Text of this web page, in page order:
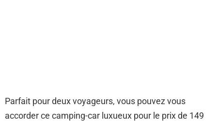
Parfait pour deux voyageurs, vous pouvez vous
accorder ce camping-car luxueux pour le prix de 149